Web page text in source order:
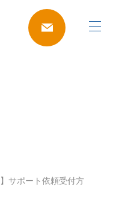
サポート依頼受付方